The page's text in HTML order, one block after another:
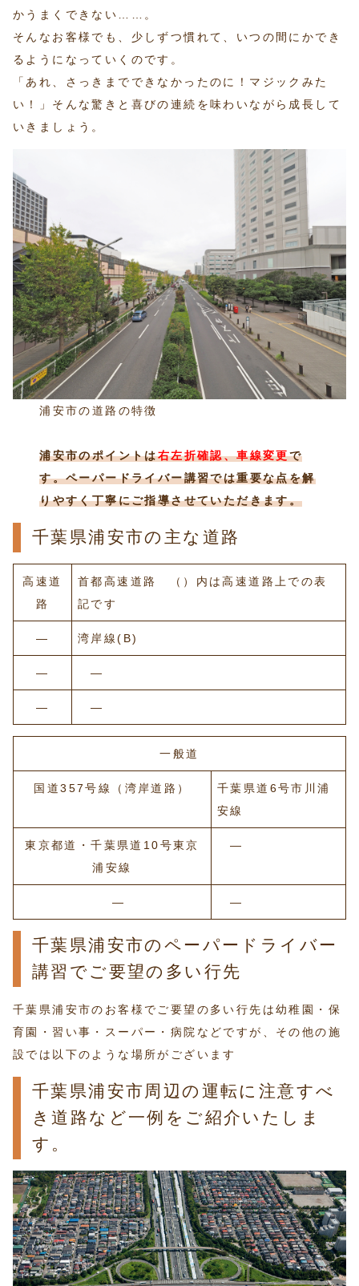
かうまくできない……。
そんなお客様でも、少しずつ慣れて、いつの間にかでき
るようになっていくのです。
「あれ、さっきまでできなかったのに！マジックみた
い！」そんな驚きと喜びの連続を味わいながら成長して
いきましょう。
浦安市の道路の特徴
浦安市のポイントは右左折確認、車線変更で
す。ペーパードライバー講習では重要な点を解
りやすく丁寧にご指導させていただきます。
千葉県浦安市の主な道路
高速道
路
首都高速道路 （）内は高速道路上での表
記です
― 湾岸線(B)
― ―
― ―
一般道
国道357号線（湾岸道路）
千葉県道6号市川浦
安線
東京都道・千葉県道10号東京
浦安線
―
― ―
千葉県浦安市のペーパードライバー
講習でご要望の多い行先
千葉県浦安市のお客様でご要望の多い行先は幼稚園・保
育園・習い事・スーパー・病院などですが、その他の施
設では以下のような場所がございます
千葉県浦安市周辺の運転に注意すべ
き道路など一例をご紹介いたしま
す。